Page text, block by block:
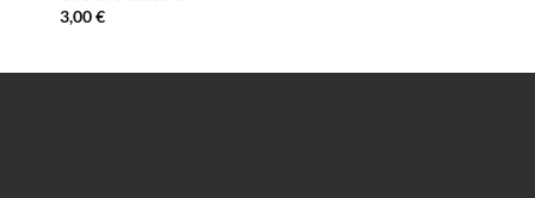
3,00€